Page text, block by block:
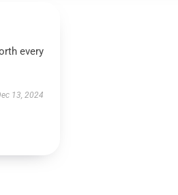
every
13, 2024